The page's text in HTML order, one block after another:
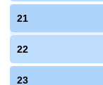
21
22
23